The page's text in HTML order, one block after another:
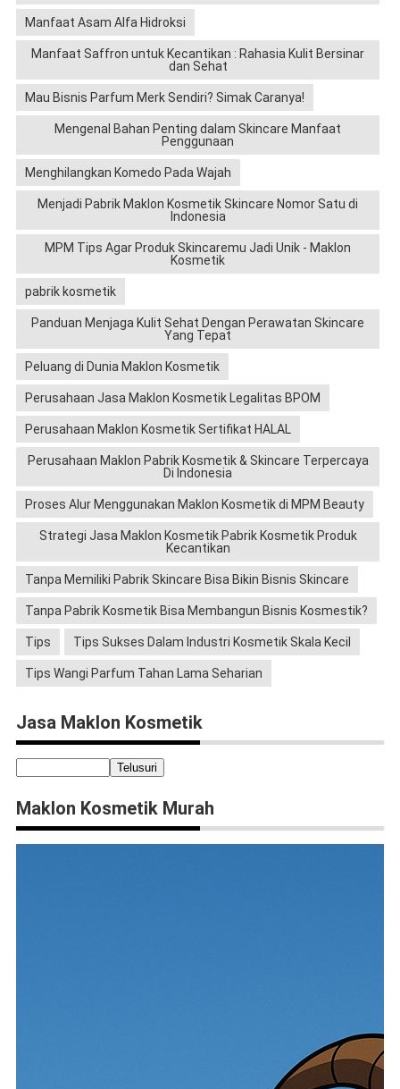
Manfaat Asam Alfa Hidroksi
Manfaat Saffron untuk Kecantikan : Rahasia Kulit Bersinar
dan Sehat
Mau Bisnis Parfum Merk Sendiri? Simak Caranya!
Mengenal Bahan Penting dalam Skincare Manfaat
Penggunaan
Menghilangkan Komedo Pada Wajah
Menjadi Pabrik Maklon Kosmetik Skincare Nomor Satu di
Indonesia
MPM Tips Agar Produk Skincaremu Jadi Unik - Maklon
Kosmetik
pabrik kosmetik
Panduan Menjaga Kulit Sehat Dengan Perawatan Skincare
Yang Tepat
Peluang di Dunia Maklon Kosmetik
Perusahaan Jasa Maklon Kosmetik Legalitas BPOM
Perusahaan Maklon Kosmetik Sertifikat HALAL
Perusahaan Maklon Pabrik Kosmetik & Skincare Terpercaya
Di Indonesia
Proses Alur Menggunakan Maklon Kosmetik di MPM Beauty
Strategi Jasa Maklon Kosmetik Pabrik Kosmetik Produk
Kecantikan
Tanpa Memiliki Pabrik Skincare Bisa Bikin Bisnis Skincare
Tanpa Pabrik Kosmetik Bisa Membangun Bisnis Kosmestik?
Tips Tips Sukses Dalam Industri Kosmetik Skala Kecil
Tips Wangi Parfum Tahan Lama Seharian
Jasa Maklon Kosmetik
Maklon Kosmetik Murah